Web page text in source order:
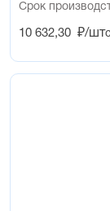
Срок
10 632,30 ₽/шт